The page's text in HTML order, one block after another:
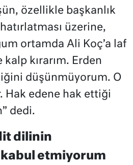
özellikle başkanlık
üzerine,
ortamda Ali Koç’a laf
kırarım. Erden
düşünmüyorum. O
Hak edene hak ettiği
dedi.
dilinin
kabul etmiyorum